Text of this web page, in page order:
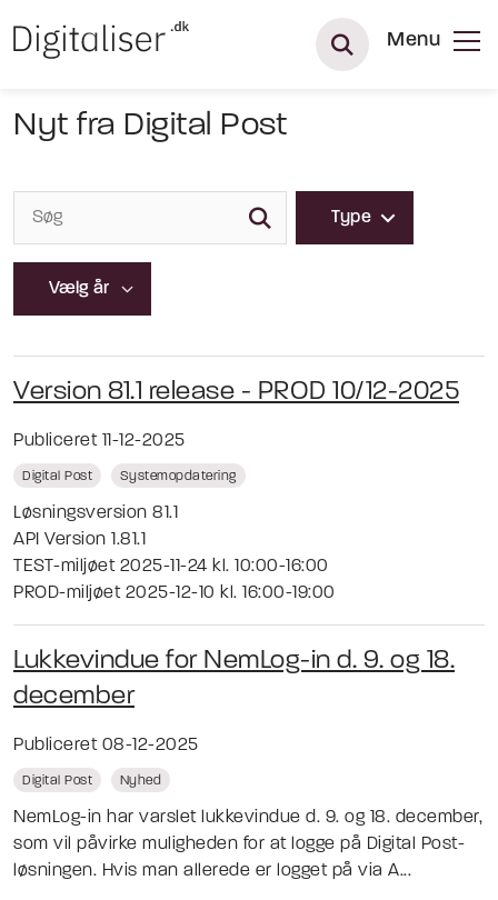
Menu
Nyt fra Digital Post
Type
Version 81.1 release - PROD 10/12-2025
Publiceret 11-12-2025
Digital Post Systemopdatering
Løsningsversion 81.1
API Version 1.81.1
TEST-miljøet 2025-11-24 kl. 10:00-16:00
PROD-miljøet 2025-12-10 kl. 16:00-19:00
Lukkevindue for NemLog-in d. 9. og 18.
december
Publiceret 08-12-2025
Digital Post Nyhed
NemLog-in har varslet lukkevindue d. 9. og 18. december,
som vil påvirke muligheden for at logge på Digital Post-
løsningen. Hvis man allerede er logget på via A...